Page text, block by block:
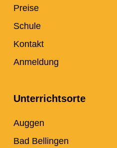
Preise
Schule
Kontakt
Anmeldung
Unterrichtsorte
Auggen
Bad Bellingen